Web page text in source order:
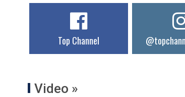
Top Channel
Video »